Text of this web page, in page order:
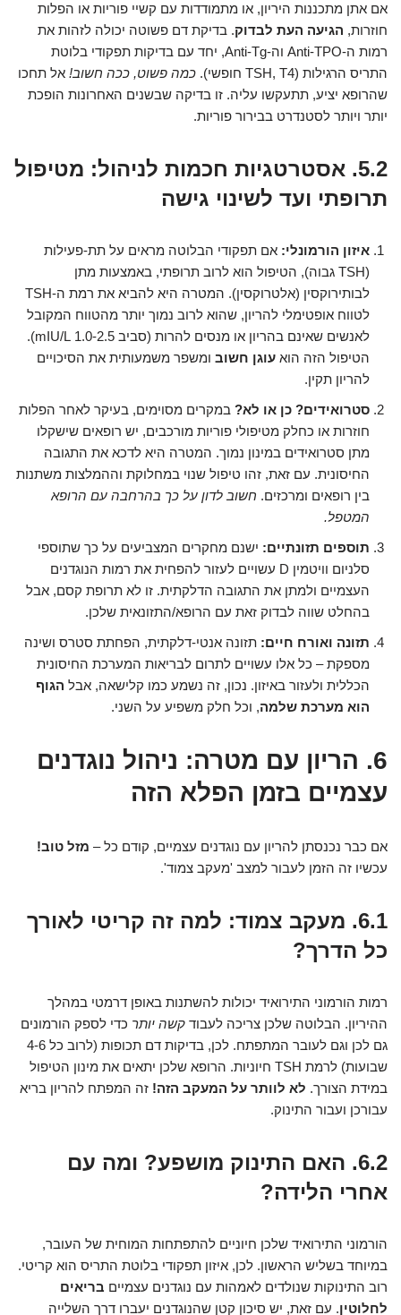
אם אתן מתכננות היריון, או מתמודדות עם קשיי פוריות או הפלות
חוזרות, הגיעה העת לבדוק. בדיקת דם פשוטה יכולה לזהות את
רמות ה-Anti-TPO וה-Anti-Tg, יחד עם בדיקות תפקודי בלוטת
התריס הרגילות (TSH, T4 חופשי).
כמה פשוט, ככה חשוב! אל תחכו
שהרופא יציע, תתעקשו עליה. זו בדיקה שבשנים האחרונות הופכת
יותר ויותר לסטנדרט בבירור פוריות.
5.2. אסטרטגיות חכמות לניהול: מטיפול
תרופתי ועד לשינוי גישה
איזון הורמונלי: אם תפקודי הבלוטה מראים על תת-פעילות
(TSH גבוה), הטיפול הוא לרוב תרופתי, באמצעות מתן
לבותירוקסין (אלטרוקסין). המטרה היא להביא את רמת ה-TSH
לטווח אופטימלי להריון, שהוא לרוב נמוך יותר מהטווח המקובל
לאנשים שאינם בהריון או מנסים להרות (סביב 1.0-2.5 mIU/L).
הטיפול הזה הוא עוגן חשוב ומשפר משמעותית את הסיכויים
להריון תקין.
סטרואידים? כן או לא? במקרים מסוימים, בעיקר לאחר הפלות
חוזרות או כחלק מטיפולי פוריות מורכבים, יש רופאים שישקלו
מתן סטרואידים במינון נמוך. המטרה היא לדכא את התגובה
החיסונית. עם זאת, זהו טיפול שנוי במחלוקת וההמלצות משתנות
בין רופאים ומרכזים. חשוב לדון על כך בהרחבה עם הרופא
המטפל.
תוספים תזונתיים: ישנם מחקרים המצביעים על כך שתוספי
סלניום וויטמין D עשויים לעזור להפחית את רמות הנוגדנים
העצמיים ולמתן את התגובה הדלקתית. זו לא תרופת קסם, אבל
בהחלט שווה לבדוק זאת עם הרופא/התזונאית שלכן.
תזונה ואורח חיים: תזונה אנטי-דלקתית, הפחתת סטרס ושינה
מספקת – כל אלו עשויים לתרום לבריאות המערכת החיסונית
הכללית ולעזור באיזון. נכון, זה נשמע כמו קלישאה, אבל הגוף
הוא מערכת שלמה, וכל חלק משפיע על השני.
6. הריון עם מטרה: ניהול נוגדנים
עצמיים בזמן הפלא הזה
אם כבר נכנסתן להריון עם נוגדנים עצמיים, קודם כל – מזל טוב!
עכשיו זה הזמן לעבור למצב 'מעקב צמוד'.
6.1. מעקב צמוד: למה זה קריטי לאורך
כל הדרך?
רמות הורמוני התירואיד יכולות להשתנות באופן דרמטי במהלך
ההיריון. הבלוטה שלכן צריכה לעבוד קשה יותר כדי לספק הורמונים
גם לכן וגם לעובר המתפתח. לכן, בדיקות דם תכופות (לרוב כל 4-6
שבועות) לרמת TSH חיוניות. הרופא שלכן יתאים את מינון הטיפול
במידת הצורך. לא לוותר על המעקב הזה! זה המפתח להריון בריא
עבורכן ועבור התינוק.
6.2. האם התינוק מושפע? ומה עם
אחרי הלידה?
הורמוני התירואיד שלכן חיוניים להתפתחות המוחית של העובר,
במיוחד בשליש הראשון. לכן, איזון תפקודי בלוטת התריס הוא קריטי.
רוב התינוקות שנולדים לאמהות עם נוגדנים עצמיים בריאים
לחלוטין. עם זאת, יש סיכון קטן שהנוגדנים יעברו דרך השלייה